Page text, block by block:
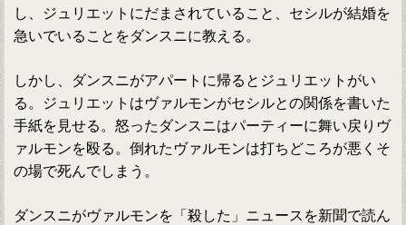
し、ジュリエットにだまされていること、セシルが結婚を
急いでいることをダンスニに教える。
しかし、ダンスニがアパートに帰るとジュリエットがい
る。ジュリエットはヴァルモンがセシルとの関係を書いた
手紙を見せる。怒ったダンスニはパーティーに舞い戻りヴ
ァルモンを殴る。倒れたヴァルモンは打ちどころが悪くそ
の場で死んでしまう。
ダンスニがヴァルモンを「殺した」ニュースを新聞で読ん